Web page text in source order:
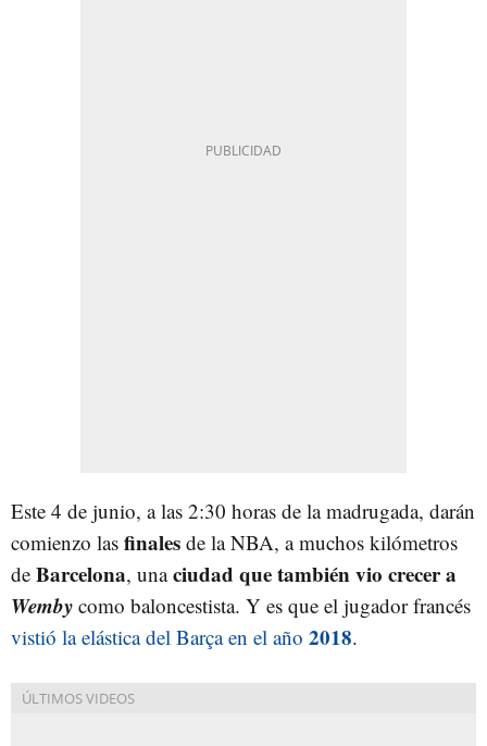
Este 4 de junio, a las 2:30 horas de la madrugada, darán
comienzo las finales de la NBA, a muchos kilómetros
de Barcelona, unaciudad que también vio crecer a
Wemby como baloncestista. Y es que el jugador francés
vistió la elástica del Barça en el año 2018.